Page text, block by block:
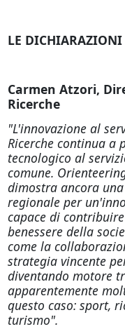
LE DICHIARAZIONI
Carmen Atzori,
Ricerche
"L'innovazione al
Ricerche continua a
tecnologico al
comune.
dimostra ancora
regionale per
capace di
benessere della
come la
strategia vincente
diventando motore
apparentemente
questo caso: sport,
turismo".